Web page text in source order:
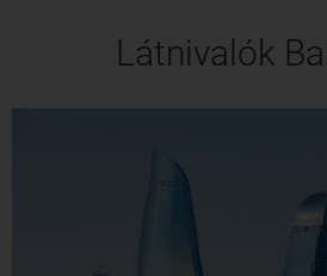
Látnivalók